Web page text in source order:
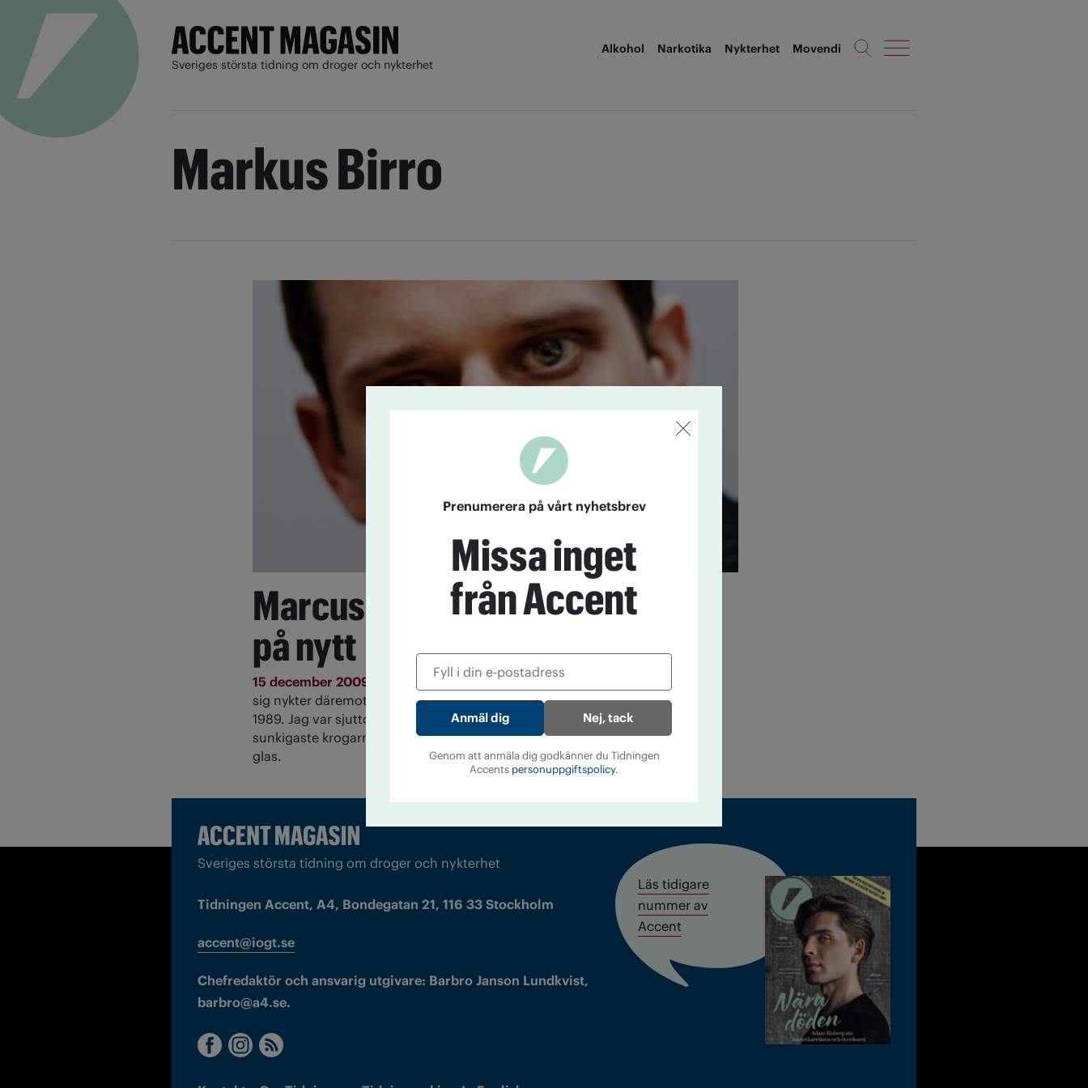
Sveriges största tidning om droger och nykterhet
Alkohol Narkotika Nykterhet Movendi
Markus Birro
Marcus Birro har fått lära allt
på nytt
15 december 2009
Sluta dricka sprit kan vem som helst göra. Att hålla
sig nykter däremot, är betydligt svårare. Första gången jag drack var
1989. Jag var sjutton. Det snöade ute. Jag och brorsan gick på de
sunkigaste krogarna på Andra Långgatan och drack öl ur stora, tunga
glas.
Sveriges största tidning om droger och nykterhet
Tidningen Accent, A4, Bondegatan 21, 116 33 Stockholm
accent@iogt.se
Chefredaktör och ansvarig utgivare: Barbro Janson Lundkvist,
barbro@a4.se.
Läs tidigare
nummer av
Accent
Prenumerera på vårt nyhetsbrev
Missa inget
från Accent
Nej, tack
Genom att anmäla dig godkänner du Tidningen
Accents personuppgiftspolicy.